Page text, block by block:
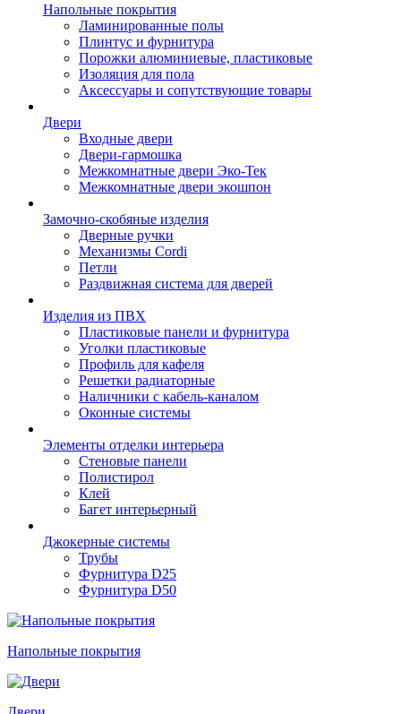
Напольные покрытия
Ламинированные полы
Плинтус и фурнитура
Порожки алюминиевые, пластиковые
Изоляция для пола
Аксессуары и сопутствующие товары
Двери
Входные двери
Двери-гармошка
Межкомнатные двери Эко-Тек
Межкомнатные двери экошпон
Замочно-скобяные изделия
Дверные ручки
Механизмы Cordi
Петли
Раздвижная система для дверей
Изделия из ПВХ
Пластиковые панели и фурнитура
Уголки пластиковые
Профиль для кафеля
Решетки радиаторные
Наличники с кабель-каналом
Оконные системы
Элементы отделки интерьера
Стеновые панели
Полистирол
Клей
Багет интерьерный
Джокерные системы
Трубы
Фурнитура D25
Фурнитура D50
Напольные покрытия